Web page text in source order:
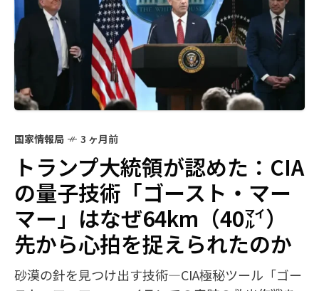
国家情報局 3 ヶ月前
トランプ大統領が認めた：CIA
の量子技術「ゴースト・マー
マー」はなぜ64km（40㍄）
先から心拍を捉えられたのか
砂漠の針を見つけ出す技術—CIA極秘ツール「ゴー